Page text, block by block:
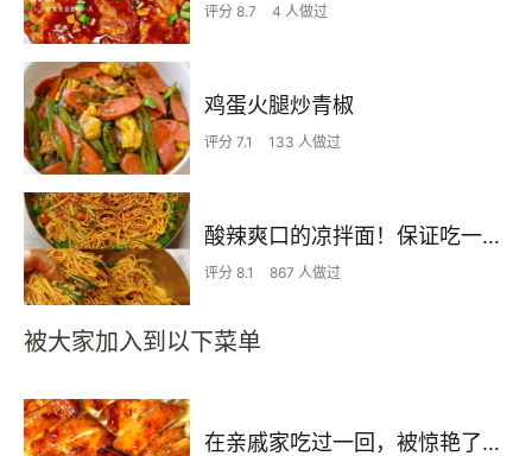
评分 8.7 4 人做过
鸡蛋火腿炒青椒
评分 7.1 133 人做过
酸辣爽口的凉拌面！保证吃一次就上瘾
评分 8.1 867 人做过
被大家加入到以下菜单
在亲戚家吃过一回，被惊艳了…